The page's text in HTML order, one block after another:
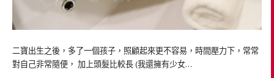
二寶出生之後，多了一個孩子，照顧起來更不容易，時間壓力下，常常
對自己非常隨便， 加上頭髮比較長 (我還擁有少女…